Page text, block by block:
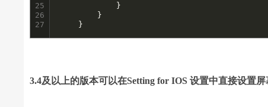
25
26
27
	}
3.4及以上的版本可以在Setting for IOS 设置中直接设置屏